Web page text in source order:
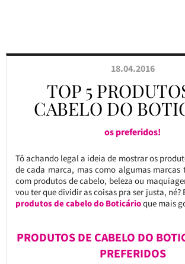
18.04.2016
TOP 5
CABELO DO
os preferidos!
Tô achando legal a ideia de mostrar os
de cada marca, mas como algumas
com produtos de cabelo, beleza ou
vou ter que dividir as coisas pra ser justa, né?
produtos de cabelo do Boticárioque mais
PRODUTOS DE CABELO DO
PREFERIDOS